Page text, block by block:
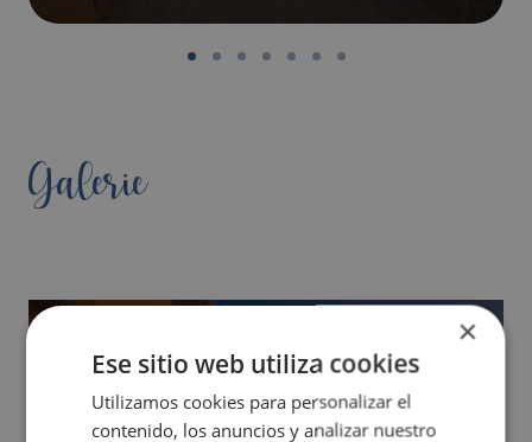
Galerie
×
Ese sitio web utiliza cookies
Utilizamos cookies para personalizar el
contenido, los anuncios y analizar nuestro